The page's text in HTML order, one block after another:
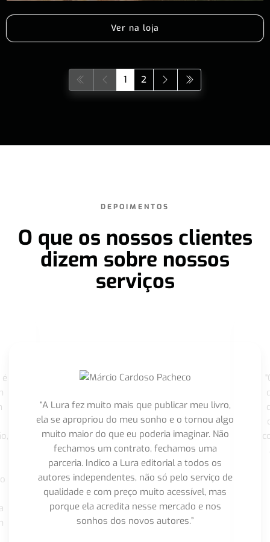
Ver na loja
1 2
DEPOIMENTOS
O que os nossos clientes
dizem sobre nossos
serviços
“A Lura fez muito mais que publicar meu livro,
ela se apropriou do meu sonho e o tornou algo
muito maior do que eu poderia imaginar. Não
fechamos um contrato, fechamos uma
parceria. Indico a Lura editorial a todos os
autores independentes, não só pelo serviço de
qualidade e com preço muito acessível, mas
porque ela acredita nesse mercado e nos
sonhos dos novos autores.”